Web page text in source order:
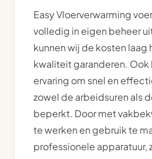
Easy Vloerverwarming
volledig in eigen beheer
kunnen wij de kosten laag
kwaliteit garanderen. Ook
ervaring om snel en
zowel de arbeidsuren als
beperkt. Door met
te werken en gebruik te
professionele apparatuur,